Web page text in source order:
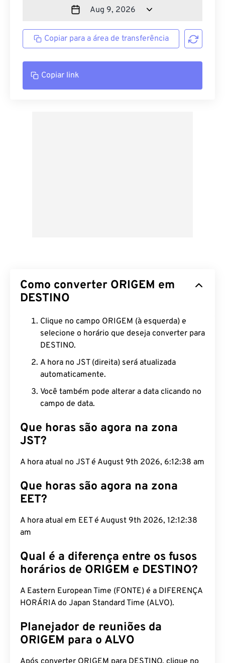
Copiar para a área de transferência
Copiar link
Como converter ORIGEM em
DESTINO
Clique no campo ORIGEM (à esquerda) e
selecione o horário que deseja converter para
DESTINO.
A hora no JST (direita) será atualizada
automaticamente.
Você também pode alterar a data clicando no
campo de data.
Que horas são agora na zona
JST?
A hora atual no JST é August 9th 2026, 6:12:39 am
Que horas são agora na zona
EET?
A hora atual em EET é August 9th 2026, 12:12:39
am
Qual é a diferença entre os fusos
horários de ORIGEM e DESTINO?
A Eastern European Time (FONTE) é a DIFERENÇA
HORÁRIA do Japan Standard Time (ALVO).
Planejador de reuniões da
ORIGEM para o ALVO